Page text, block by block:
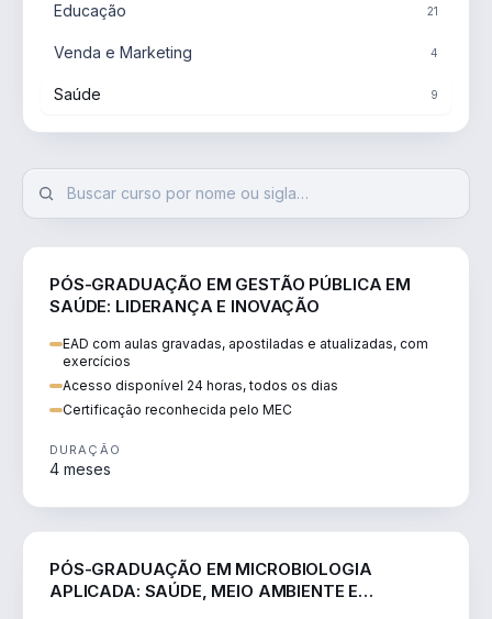
Educação 21
Venda e Marketing 4
Saúde 9
PÓS-GRADUAÇÃO EM GESTÃO PÚBLICA EM
SAÚDE: LIDERANÇA E INOVAÇÃO
EAD com aulas gravadas, apostiladas e atualizadas, com
exercícios
Acesso disponível 24 horas, todos os dias
Certificação reconhecida pelo MEC
DURAÇÃO
4 meses
PÓS-GRADUAÇÃO EM MICROBIOLOGIA
APLICADA: SAÚDE, MEIO AMBIENTE E